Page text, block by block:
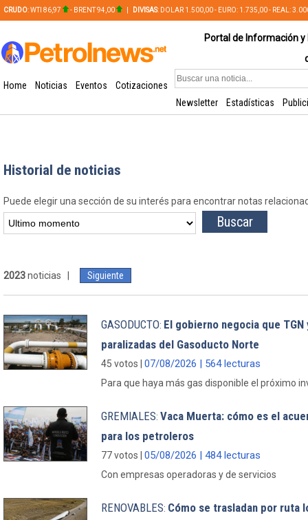
CRUDO: WTI 86,97 - BRENT 94,00 DIVISAS: DOLAR 1.500,00 - EURO: 1.735,00 - REAL:
Portal de Información
Home Noticias Eventos
Cotizaciones
Newsletter
Estadísticas
Historial de noticias
Puede elegir una sección de su interés para encontrar notas
2023noticias | Siguiente
GASODUCTO: El gobierno negocia que
paralizadas del Gasoducto Norte
45 votos | 07/08/2026 | 564 lecturas
Para que haya más gas disponible el próximo
GREMIALES: Vaca Muerta: cómo es el
para los petroleros
77 votos | 05/08/2026 | 484 lecturas
Con empresas operadoras y de servicios
RENOVABLES: Cómo se trasladan por ruta